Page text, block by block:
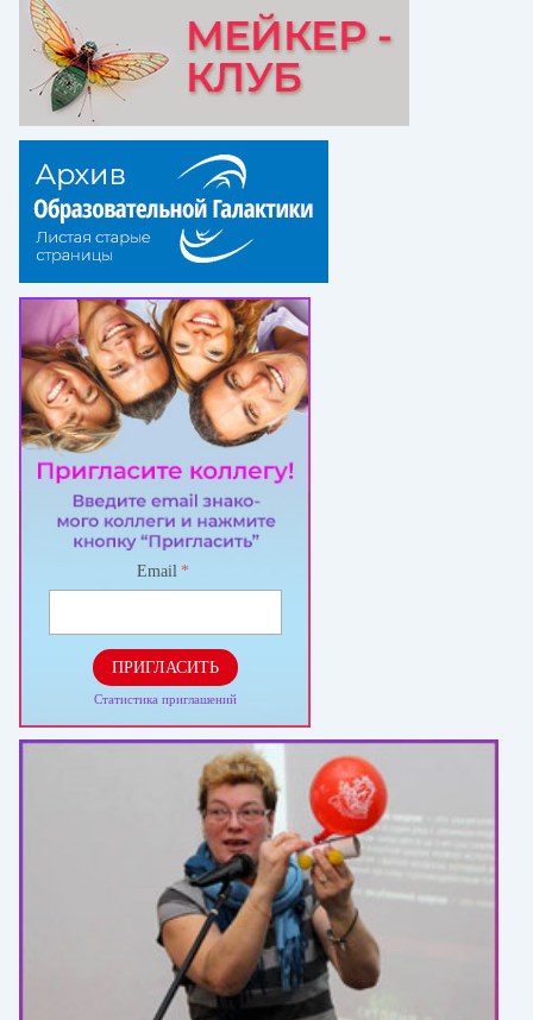
Email *
ПРИГЛАСИТЬ
Статистика приглашений